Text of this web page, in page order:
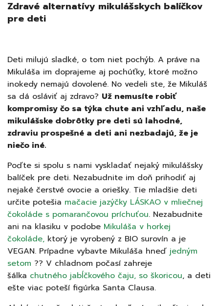
Zdravé alternatívy mikulášskych balíčkov
pre deti
Deti milujú sladké, o tom niet pochýb. A práve na
Mikuláša im doprajeme aj pochúťky, ktoré možno
inokedy nemajú dovolené. No vedeli ste, že Mikuláš
sa dá osláviť aj zdravo? Už nemusíte robiť
kompromisy čo sa týka chute ani vzhľadu, naše
mikulášske dobrôtky pre deti sú lahodné,
zdraviu prospešné a deti ani nezbadajú, že je
niečo iné.
Poďte si spolu s nami vyskladať nejaký mikulášsky
balíček pre deti. Nezabudnite im doň prihodiť aj
nejaké čerstvé ovocie a oriešky. Tie mladšie deti
určite potešia mačacie jazýčky LÁSKAO v mliečnej
čokoláde s pomarančovou príchuťou. Nezabudnite
ani na klasiku v podobe Mikuláša v horkej
čokoláde, ktorý je vyrobený z BIO surovín a je
VEGAN. Prípadne vybavte Mikuláša hneď jedným
setom ?? V chladnom počasí zahreje
šálka chutného jabĺčkového čaju, so škoricou, a deti
ešte viac poteší figúrka Santa Clausa.